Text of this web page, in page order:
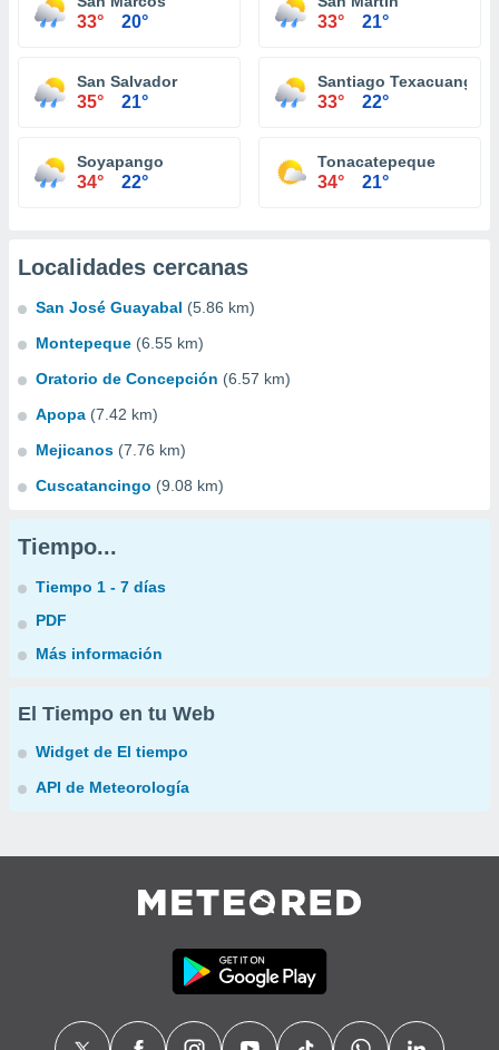
33° 20° 33° 21°
San Salvador
35° 21°
Santiago Texacuangos
33° 22°
Soyapango
34° 22°
Tonacatepeque
34° 21°
Localidades cercanas
San José Guayabal (5.86 km)
Montepeque (6.55 km)
Oratorio de Concepción (6.57 km)
Apopa (7.42 km)
Mejicanos (7.76 km)
Cuscatancingo (9.08 km)
Tiempo...
Tiempo 1 - 7 días
PDF
Más información
El Tiempo en tu Web
Widget de El tiempo
API de Meteorología